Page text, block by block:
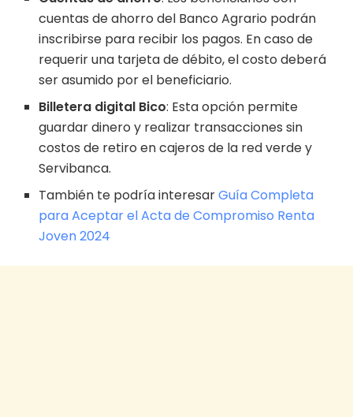
cuentas de ahorro del Banco Agrario podrán
inscribirse para recibir los pagos. En caso de
requerir una tarjeta de débito, el costo deberá
ser asumido por el beneficiario.
Billetera digital Bico: Esta opción permite
guardar dinero y realizar transacciones sin
costos de retiro en cajeros de la red verde y
Servibanca.
También te podría interesarGuía Completa
para Aceptar el Acta de Compromiso Renta
Joven 2024